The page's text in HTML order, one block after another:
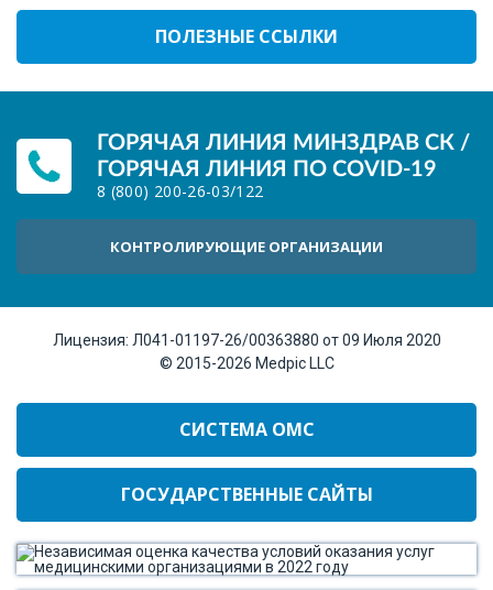
ПОЛЕЗНЫЕ ССЫЛКИ
ГОРЯЧАЯ ЛИНИЯ МИНЗДРАВ СК /
ГОРЯЧАЯ ЛИНИЯ ПО COVID-19
8 (800) 200-26-03/122
КОНТРОЛИРУЮЩИЕ ОРГАНИЗАЦИИ
Лицензия: Л041-01197-26/00363880 от 09 Июля 2020
© 2015-2026 Medpic LLC
СИСТЕМА ОМС
ГОСУДАРСТВЕННЫЕ САЙТЫ